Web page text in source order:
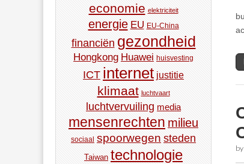
by
economie elektriciteit
energie EU EU-China
financiën gezondheid
Hongkong Huawei huisvesting
ICT internet justitie
klimaat luchtvaart
luchtvervuiling media
mensenrechten milieu
sociaal spoorwegen steden
Taiwan technologie